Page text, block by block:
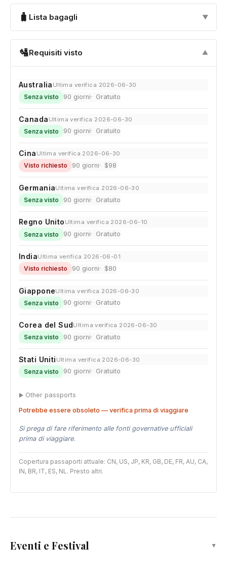
🧳 Lista bagagli ▼
🛂Requisiti visto ▼
Australia Ultima verifica 2026-06-30
Senza visto 90 giorni Gratuito
Canada Ultima verifica 2026-06-30
Senza visto 90 giorni Gratuito
Cina Ultima verifica 2026-06-30
Visto richiesto 90 giorni $98
GermaniaUltima verifica 2026-06-30
Senza visto 90 giorni Gratuito
Regno Unito Ultima verifica 2026-06-10
Senza visto 90 giorni Gratuito
IndiaUltima verifica 2026-06-01
Visto richiesto 90 giorni $80
GiapponeUltima verifica 2026-06-30
Senza visto 90 giorni Gratuito
Corea del SudUltima verifica 2026-06-30
Senza visto 90 giorni Gratuito
Stati Uniti Ultima verifica 2026-06-30
Senza visto 90 giorni Gratuito
Other passports
Potrebbe essere obsoleto — verifica prima di viaggiare
Si prega di fare riferimento alle fonti governative ufficiali
prima di viaggiare.
Copertura passaporti attuale: CN, US, JP, KR, GB, DE, FR, AU, CA,
IN, BR, IT, ES, NL. Presto altri.
Eventi e Festival ▼